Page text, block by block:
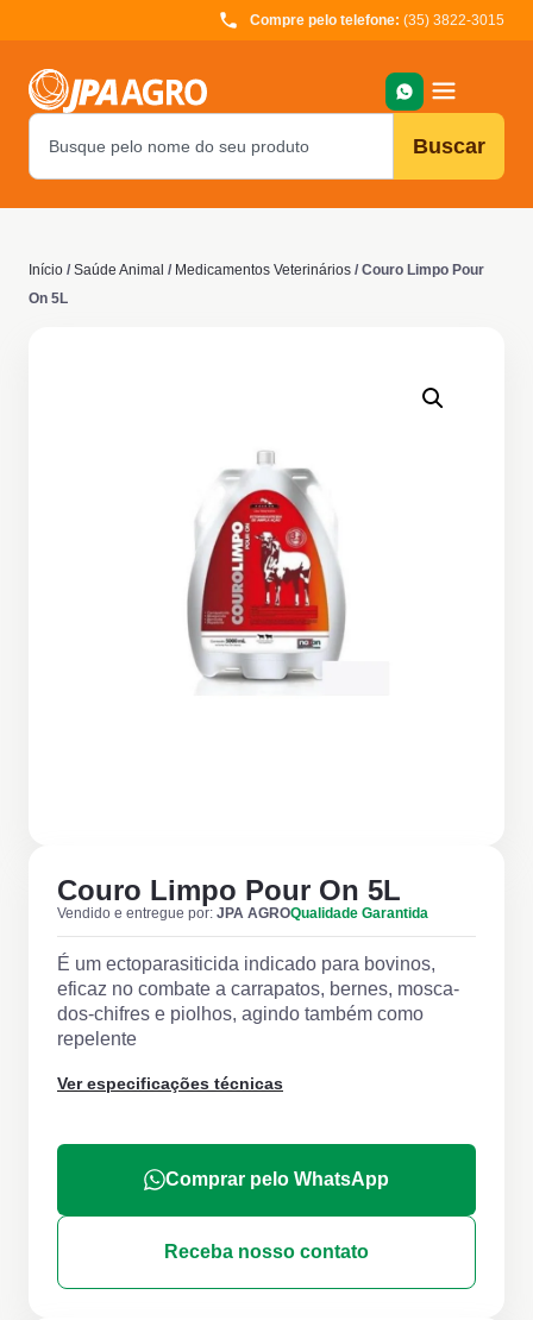
Compre pelo telefone: (35) 3822-3015
Buscar
Início / Saúde Animal / Medicamentos Veterinários / Couro Limpo Pour
On 5L
Couro Limpo Pour On 5L
Vendido e entregue por: JPA AGROQualidade Garantida
É um ectoparasiticida indicado para bovinos,
eficaz no combate a carrapatos, bernes, mosca-
dos-chifres e piolhos, agindo também como
repelente
Ver especificações técnicas
Comprar pelo WhatsApp
Receba nosso contato